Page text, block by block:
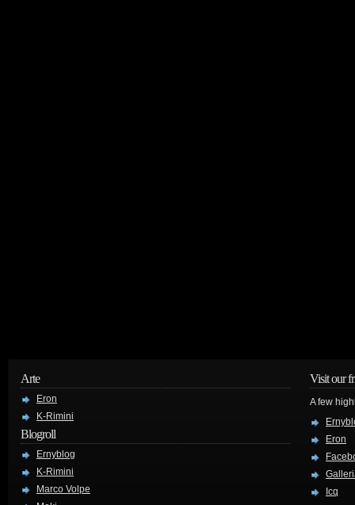
Arte
Eron
K-Rimini
Blogroll
Ernyblog
K-Rimini
Marco Volpe
Visit our
A few
Eron
Icq